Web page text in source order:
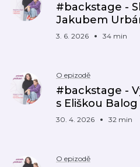
#backstage -
Jakubem
3. 6. 2026 34 min
O epizodě
#backstage -
s Eliškou Balog
30. 4. 2026 32 min
O epizodě